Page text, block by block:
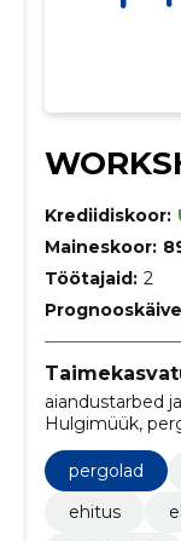
Krediidiskoor:
Maineskoor:
Töötajaid: 2
aiandustarbed
Hulgimüük,
pergolad
ehitus